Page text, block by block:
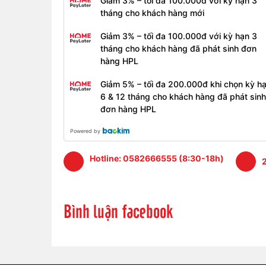
- Sửa chữa và thay thế mới nếu phát sinh lỗi và
- Trường hợp không nhận bảo hành: màn hình
tháng cho khách hàng mới
Giảm 3% – tối đa 100.000đ với kỳ hạn 3
tháng cho khách hàng đã phát sinh đơn
hàng HPL
Giảm 5% – tối đa 200.000đ khi chọn kỳ
6 & 12 tháng cho khách hàng đã phát sinh
đơn hàng HPL
Powered by
Hotline:0582666555 (8:30-18h)
Bình luận facebook